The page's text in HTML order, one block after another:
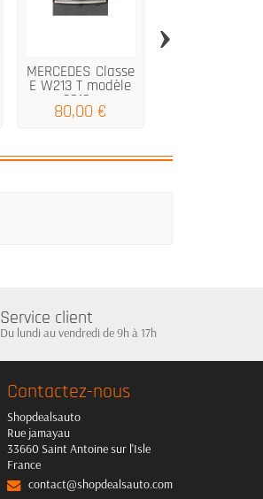
MERCEDES Classe
E W213 T modèle
2016...
80,00 €
›
Service client
Du lundi au vendredi de 9h à 17h
Contactez-nous
Shopdealsauto
Rue jamayau
33660 Saint Antoine sur l'Isle
France
contact@shopdealsauto.com